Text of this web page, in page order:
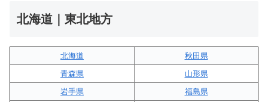
北海道｜東北地方
北海道
秋田県
青森県
山形県
岩手県
福島県